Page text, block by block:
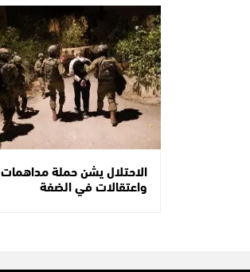
الاحتلال يشن حملة مداهمات
واعتقالات في الضفة